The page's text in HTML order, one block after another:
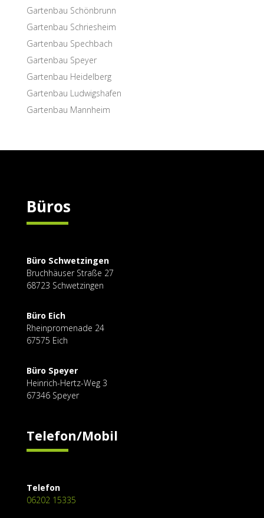
Garten­bau Schönbrunn
Garten­bau Schriesheim
Garten­bau Spechbach
Garten­bau Speyer
Garten­bau Heidelberg
Garten­bau Ludwigshafen
Garten­bau Mannheim
Büros
Büro Schwetzingen
Bruchhäuser Straße 27
68723 Schwetzingen
Büro Eich
Rheinpromenade 24
67575 Eich
Büro Speyer
Heinrich-Hertz-Weg 3
67346 Speyer
Telefon/Mobil
Telefon
06202 15335